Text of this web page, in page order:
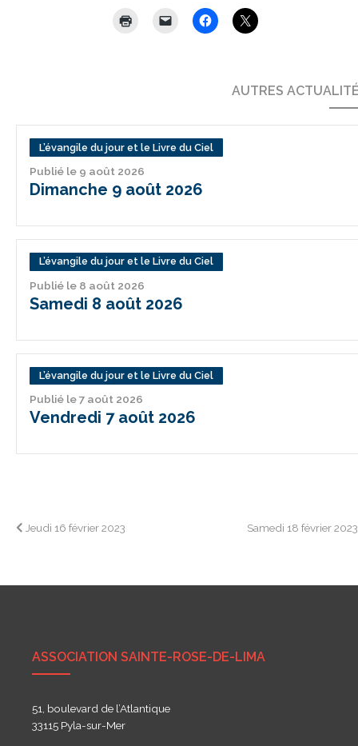
AUTRES
L’évangile du jour et le Livre du Ciel
Publié le 9 août 2026
Dimanche 9 août 2026
L’évangile du jour et le Livre du Ciel
Publié le 8 août 2026
Samedi 8 août 2026
L’évangile du jour et le Livre du Ciel
Publié le 7 août 2026
Vendredi 7 août 2026
Navigation
Jeudi 16 février 2023 Samedi 18 février
ASSOCIATION SAINTE-ROSE-DE-LIMA
51, boulevard de l’Atlantique
33115 Pyla-sur-Mer